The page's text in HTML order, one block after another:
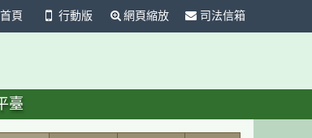
頁 行動版 網頁縮放 司法信箱
臺